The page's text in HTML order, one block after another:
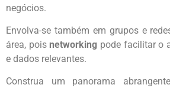
negócios.
Envolva-se também em grupos e
área, pois networking pode facilitar o
e dados relevantes.
Construa um panorama